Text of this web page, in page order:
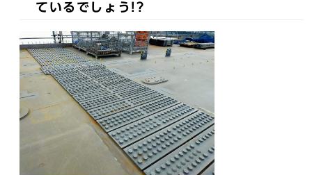
ているでしょう!?